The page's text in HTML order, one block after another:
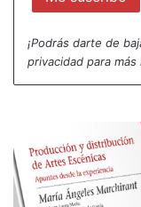
niega o calla
posee un gran
Con este tipo
perpetrar el
importante la
Susana con
y
¡Podrás darte de
privacidad para más